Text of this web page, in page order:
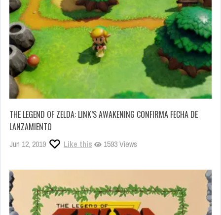
THE LEGEND OF ZELDA: LINK’S AWAKENING CONFIRMA FECHA DE
LANZAMIENTO
Jun 12, 2019 Like this 1593 Views